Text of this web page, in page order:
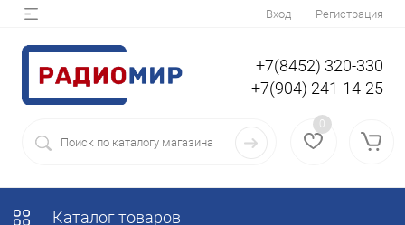
Вход Регистрация
+7(8452) 320-330
+7(904) 241-14-25
0
Каталог товаров